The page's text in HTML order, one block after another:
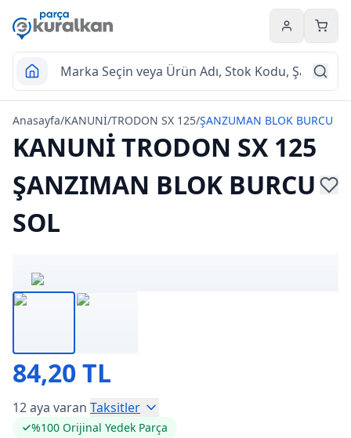
Hesabım
Anasayfa/KANUNİ/TRODON SX 125/ŞANZUMAN BLOK BURCU
KANUNİ TRODON SX 125
ŞANZIMAN BLOK BURCU
SOL
84,20 TL
12 aya varan Taksitler
%100 Orijinal Yedek Parça